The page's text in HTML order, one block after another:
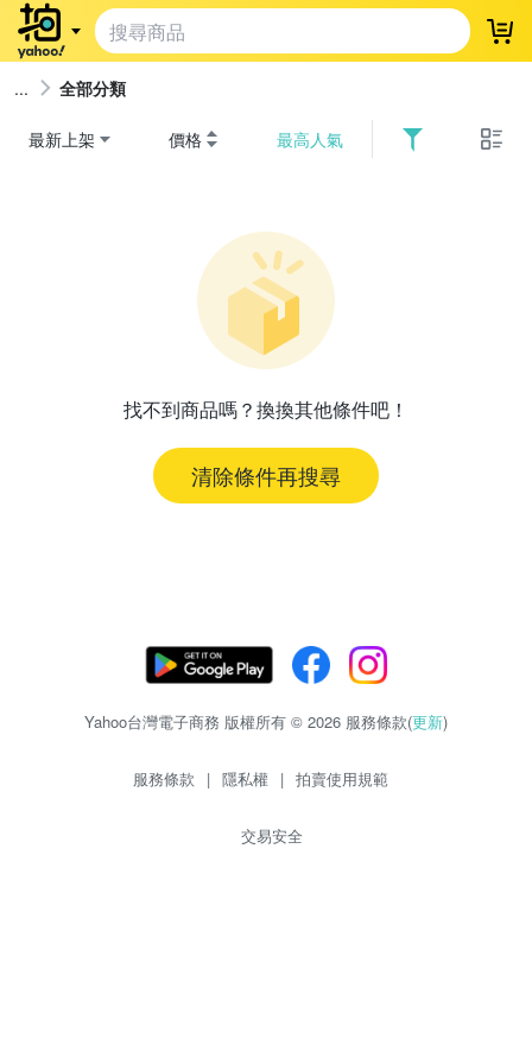
登
全部分類
最新上架 價格 最高人氣
找不到商品嗎？換換其他條件吧！
清除條件再搜尋
Yahoo台灣電子商務 版權所有 © 2026 服務條款(更新)
服務條款 | 隱私權 | 拍賣使用規範
交易安全